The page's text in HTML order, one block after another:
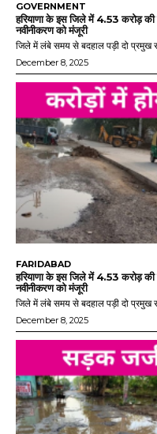
GOVERNMENT
हरियाणा के इस जिले में 4.53 करोड़ की
नवीनीकरण को मंजूरी
जिले में लंबे समय से बदहाल पड़ी दो प्रमुख
December 8, 2025
FARIDABAD
हरियाणा के इस जिले में 4.53 करोड़ की
नवीनीकरण को मंजूरी
जिले में लंबे समय से बदहाल पड़ी दो प्रमुख
December 8, 2025